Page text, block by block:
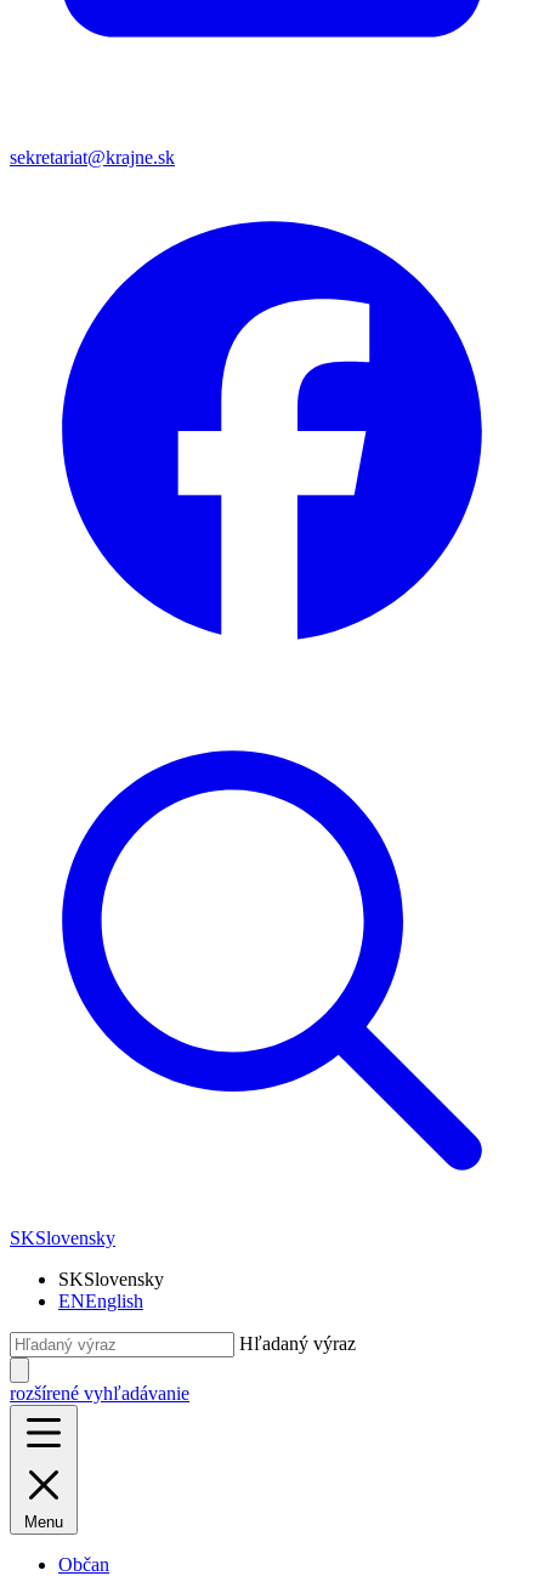
sekretariat@krajne.sk
SKSlovensky
SKSlovensky
ENEnglish
Hľadaný výraz
rozšírené vyhľadávanie
Menu
Občan